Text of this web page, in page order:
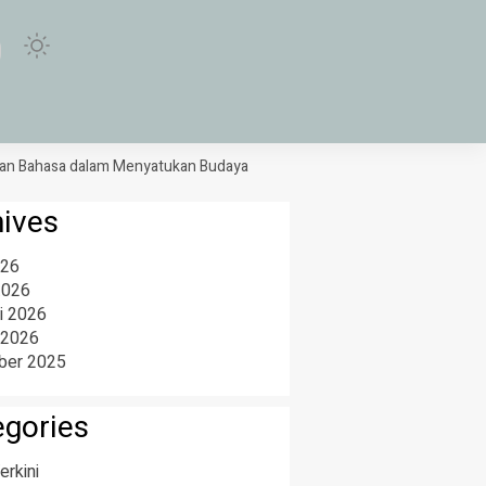
dalam Menyatukan Budaya di Purwokerto
2026
2025